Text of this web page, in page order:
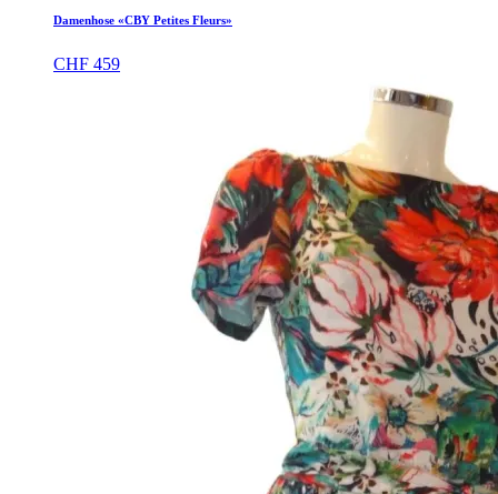
Damenhose «CBY Petites Fleurs»
CHF 459